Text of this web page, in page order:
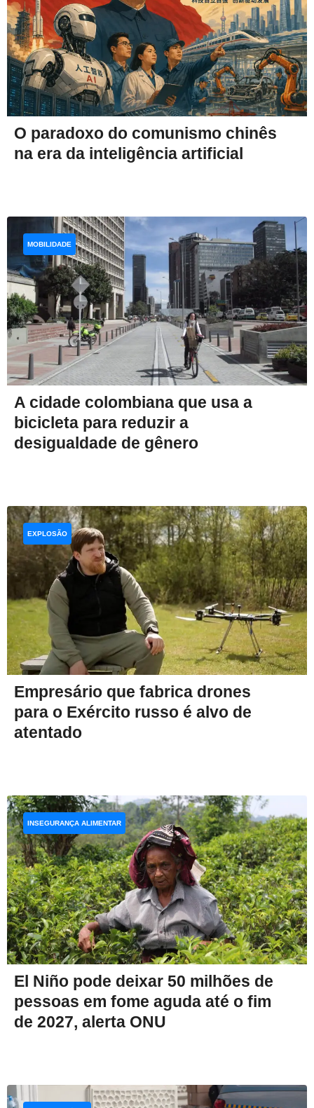
O paradoxo do comunismo chinês
na era da inteligência artificial
A cidade colombiana que usa a
bicicleta para reduzir a
desigualdade de gênero
MOBILIDADE
Empresário que fabrica drones
para o Exército russo é alvo de
atentado
EXPLOSÃO
El Niño pode deixar 50 milhões de
pessoas em fome aguda até o fim
de 2027, alerta ONU
INSEGURANÇA ALIMENTAR